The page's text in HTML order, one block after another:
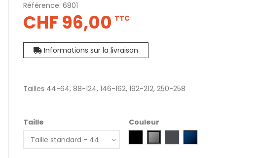
Référence: 6801
CHF 96,00 TTC
Informations sur la livraison
Tailles 44-64, 88-124, 146-162, 192-212, 250-258
Taille
Couleur
0404 - Noir1818 - Gris5858 - Gris acier
9595 - Bleu marine